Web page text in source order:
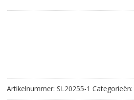
aantal
Artikelnummer: SL20255-1 Categorieën: